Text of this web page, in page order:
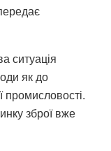
ситуація
як до
промисловості.
зброї вже